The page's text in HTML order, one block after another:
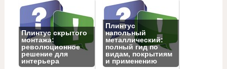
Плинтус скрытого
монтажа:
революционное
решение для
интерьера
Плинтус
напольный
металлический:
полный гид по
видам, покрытиям
и применению